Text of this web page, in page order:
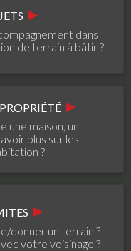
dans
de terrain à bâtir ?
une maison, un
plus sur les
?
donner un terrain ?
votre voisinage ?